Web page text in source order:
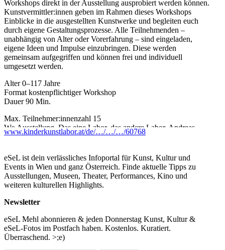
Workshops direkt in der Ausstellung ausprobiert werden können.
Kunstvermittler:innen geben im Rahmen dieses Workshops
Einblicke in die ausgestellten Kunstwerke und begleiten euch
durch eigene Gestaltungsprozesse. Alle Teilnehmenden –
unabhängig von Alter oder Vorerfahrung – sind eingeladen,
eigene Ideen und Impulse einzubringen. Diese werden
gemeinsam aufgegriffen und können frei und individuell
umgesetzt werden.
Alter 0–117 Jahre
Format kostenpflichtiger Workshop
Dauer 90 Min.
Max. Teilnehmer:innenzahl 15
Wo Ausstellung, Das eine Labor, das andere Labor, Andreas
Raum
Kinder bis 8 Jahre benötigen eine (teilnehmende) Begleitperson.
Wir empfehlen Kleidung, die auch schmutzig werden darf.
...Mehr lesen
www.kinderkunstlabor.at/de/…/…/…/60768
eSeL ist dein verlässliches Infoportal für Kunst, Kultur und
Events in Wien und ganz Österreich. Finde aktuelle Tipps zu
Ausstellungen, Museen, Theater, Performances, Kino und
weiteren kulturellen Highlights.
Newsletter
eSeL Mehl abonnieren & jeden Donnerstag Kunst, Kultur &
eSeL-Fotos im Postfach haben. Kostenlos. Kuratiert.
Überraschend. >;e)